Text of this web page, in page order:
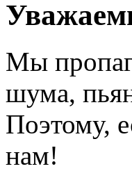
Мы
шума,
Поэтому,
нам!